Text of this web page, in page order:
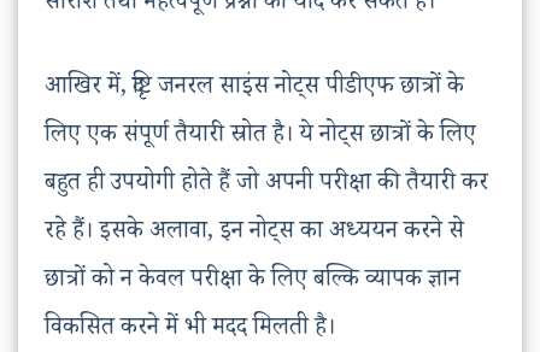
आखिर में, दृष्टि जनरल साइंस नोट्स पीडीएफ छात्रों के
लिए एक संपूर्ण तैयारी स्रोत है। ये नोट्स छात्रों के लिए
बहुत ही उपयोगी होते हैं जो अपनी परीक्षा की तैयारी कर
रहे हैं। इसके अलावा, इन नोट्स का अध्ययन करने से
छात्रों को न केवल परीक्षा के लिए बल्कि व्यापक ज्ञान
विकसित करने में भी मदद मिलती है।